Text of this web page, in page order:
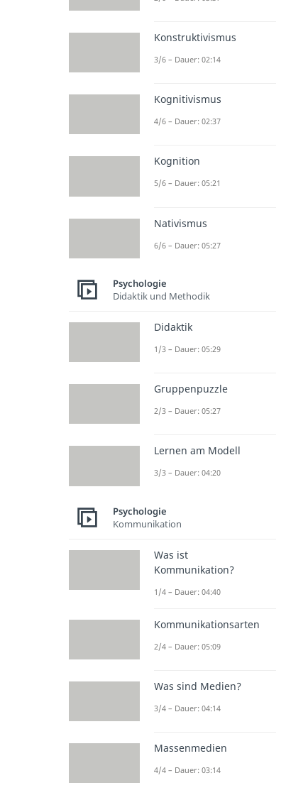
Konstruktivismus
3/6 – Dauer: 02:14
Kognitivismus
4/6 – Dauer: 02:37
Kognition
5/6 – Dauer: 05:21
Nativismus
6/6 – Dauer: 05:27
Psychologie
Didaktik und Methodik
Didaktik
1/3 – Dauer: 05:29
Gruppenpuzzle
2/3 – Dauer: 05:27
Lernen am Modell
3/3 – Dauer: 04:20
Psychologie
Kommunikation
Was ist
Kommunikation?
1/4 – Dauer: 04:40
Kommunikationsarten
2/4 – Dauer: 05:09
Was sind Medien?
3/4 – Dauer: 04:14
Massenmedien
4/4 – Dauer: 03:14